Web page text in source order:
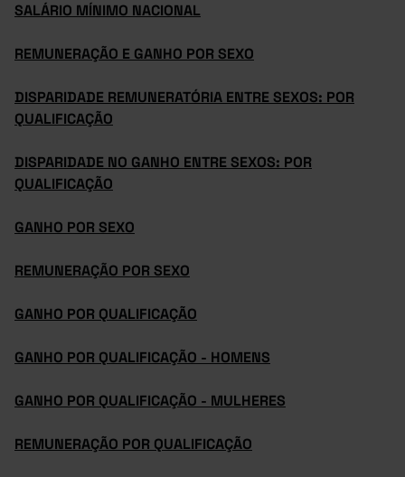
SALÁRIO MÍNIMO NACIONAL
REMUNERAÇÃO E GANHO POR SEXO
DISPARIDADE REMUNERATÓRIA ENTRE SEXOS: POR
QUALIFICAÇÃO
DISPARIDADE NO GANHO ENTRE SEXOS: POR
QUALIFICAÇÃO
GANHO POR SEXO
REMUNERAÇÃO POR SEXO
GANHO POR QUALIFICAÇÃO
GANHO POR QUALIFICAÇÃO - HOMENS
GANHO POR QUALIFICAÇÃO - MULHERES
REMUNERAÇÃO POR QUALIFICAÇÃO